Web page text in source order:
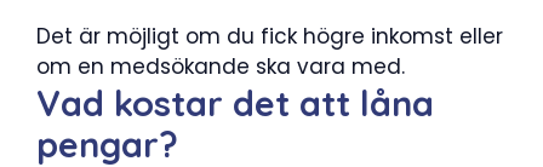
Det är möjligt om du fick högre inkomst eller
om en medsökande ska vara med.
Vad kostar det att låna
pengar?